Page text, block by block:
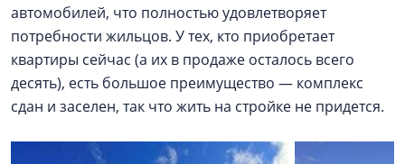
автомобилей, что полностью удовлетворяет
потребности жильцов. У тех, кто приобретает
квартиры сейчас (а их в продаже осталось всего
десять), есть большое преимущество — комплекс
сдан и заселен, так что жить на стройке не придется.